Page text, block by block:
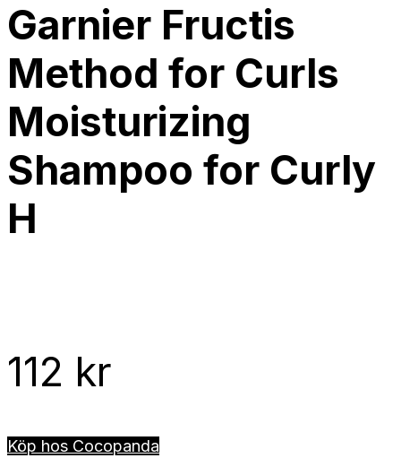
Garnier Fructis
Method for Curls
Moisturizing
Shampoo for Curly
H
112 kr
Köp hos Cocopanda